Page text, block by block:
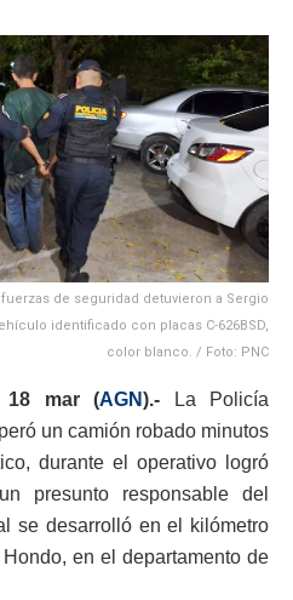
de seguridad detuvieron a Sergio
identificado con placas C-626BSD,
color blanco. / Foto: PNC
18 mar (AGN).-
La Policía
un camión robado minutos
durante el operativo logró
presunto responsable del
se desarrolló en el kilómetro
en el departamento de